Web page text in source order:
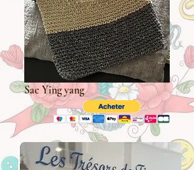
Sac Ying yang